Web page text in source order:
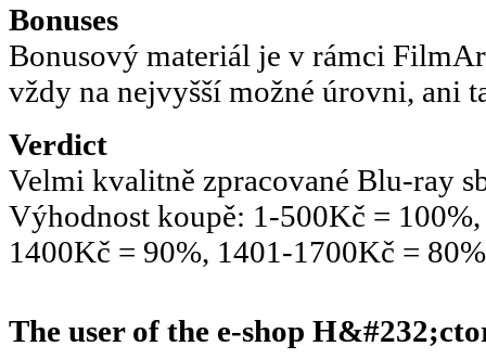
Bonuses
Bonusový materiál je v rámci
vždy na nejvyšší možné úrovni, ani
Verdict
Velmi kvalitně zpracované Blu-ray
Výhodnost koupě: 1-500Kč =
1400Kč = 90%, 1401-1700Kč =
The user of the e-shop